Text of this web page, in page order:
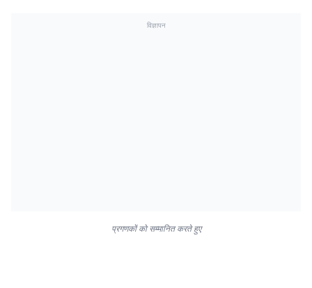
विज्ञापन
प्रगणकों को सम्मानित करते हुए